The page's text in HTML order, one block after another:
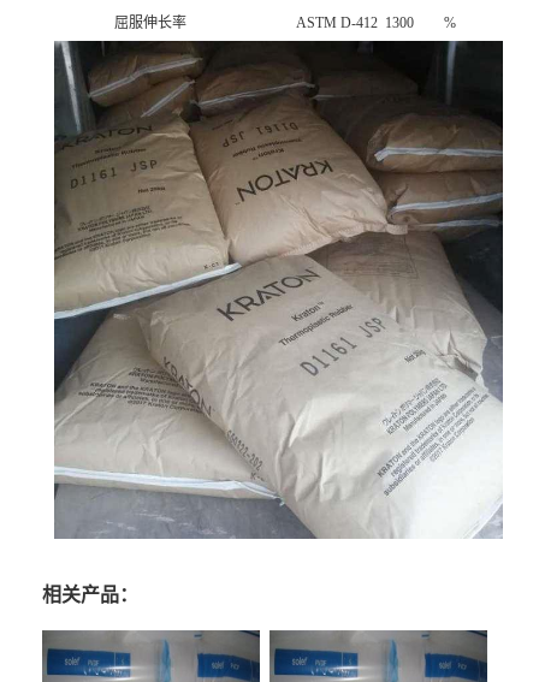
屈服伸长率 ASTM D-412 1300 %
相关产品：